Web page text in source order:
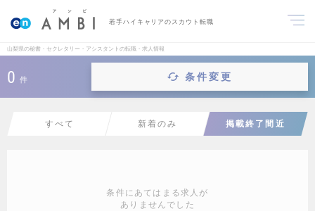
若手ハイキャリアのスカウト転職
山梨県の秘書・セクレタリー・アシスタントの転職・求人情報
0 件 条件変更
すべて 新着のみ 掲載終了間近
条件にあてはまる求人が
ありませんでした